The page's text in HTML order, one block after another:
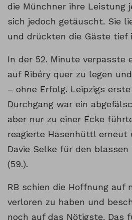
die Münchner ihre Leistung
sich jedoch getäuscht. Sie
und drückten die Gäste tief
In der 52. Minute verpasste
auf Ribéry quer zu legen
– ohne Erfolg. Leipzigs
Durchgang war ein
aber nur zu einer Ecke
reagierte Hasenhüttl erneut
Davie Selke für den blassen
(59.).
RB schien die Hoffnung auf
verloren zu haben und
noch auf das Nötigste. Das